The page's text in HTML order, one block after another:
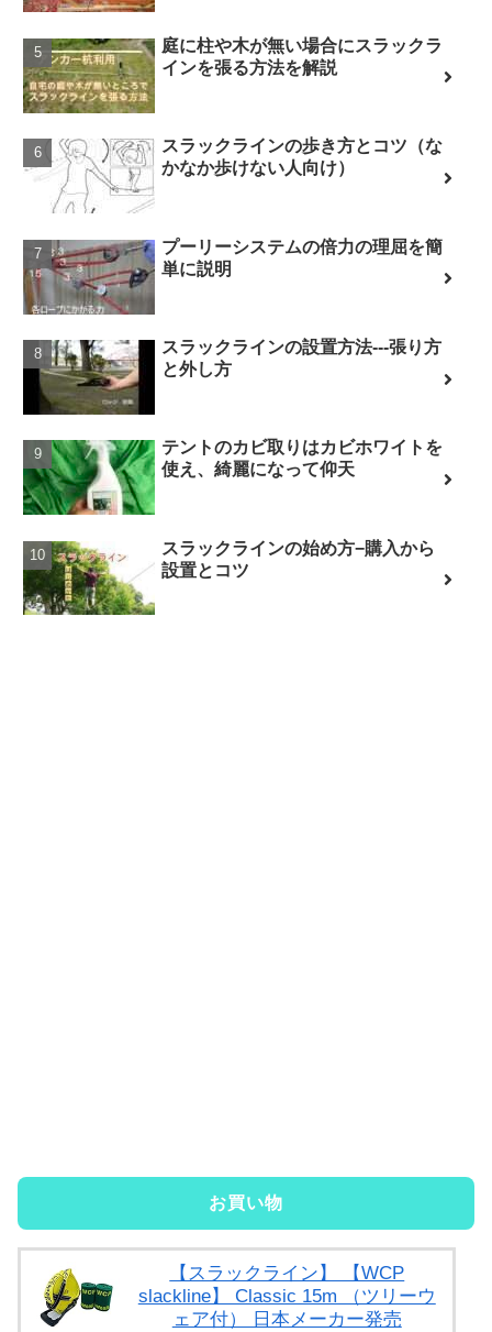
庭に柱や木が無い場合にスラックラ
インを張る方法を解説
スラックラインの歩き方とコツ（な
かなか歩けない人向け）
プーリーシステムの倍力の理屈を簡
単に説明
スラックラインの設置方法---張り方
と外し方
テントのカビ取りはカビホワイトを
使え、綺麗になって仰天
スラックラインの始め方−購入から
設置とコツ
お買い物
【スラックライン】 【WCP
slackline】 Classic 15m （ツリーウ
ェア付） 日本メーカー発売